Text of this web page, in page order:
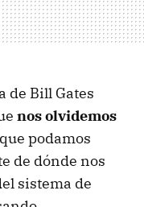
de Bill Gates
nos olvidemos
podamos
de dónde nos
sistema de